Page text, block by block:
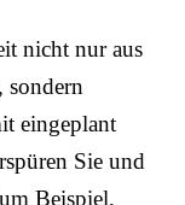
nicht nur aus
sondern
eingeplant
Sie und
Beispiel,